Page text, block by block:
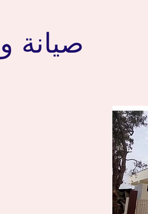
صيانة